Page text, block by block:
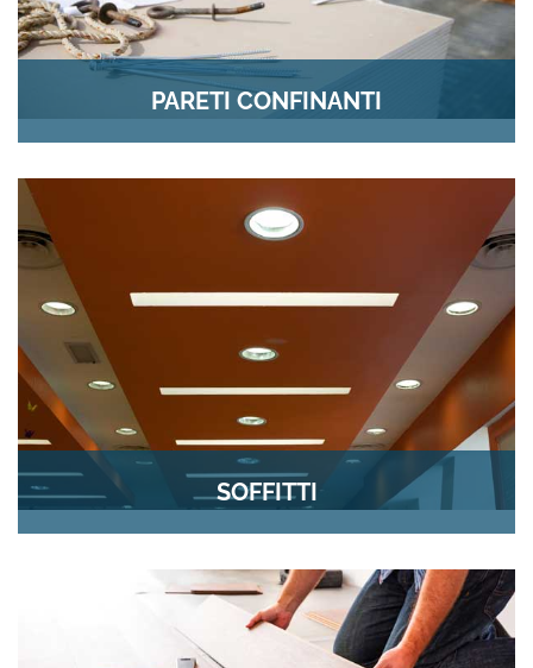
PARETI CONFINANTI
SOFFITTI